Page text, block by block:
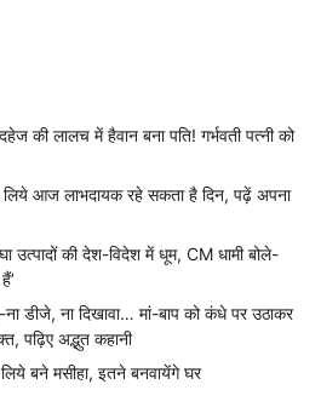
लालच में हैवान बना पति! गर्भवती पत्नी को
आज लाभदायक रहे सकता है दिन, पढ़ें अपना
की देश-विदेश में धूम, CM धामी बोले-
ना दिखावा… मां-बाप को कंधे पर उठाकर
पढ़िए अद्भुत कहानी
बने मसीहा, इतने बनवायेंगे घर